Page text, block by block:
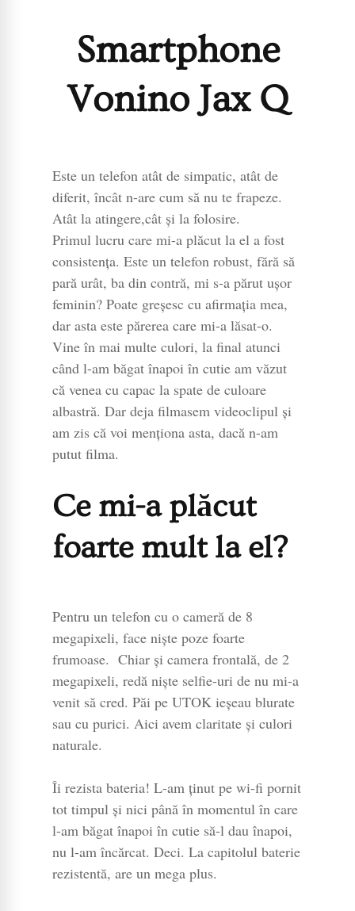
Smartphone
Vonino Jax Q
Este un telefon atât de simpatic, atât de
diferit, încât n-are cum să nu te frapeze.
Atât la atingere,cât și la folosire.
Primul lucru care mi-a plăcut la el a fost
consistența. Este un telefon robust, fără să
pară urât, ba din contră, mi s-a părut ușor
feminin? Poate greșesc cu afirmația mea,
dar asta este părerea care mi-a lăsat-o.
Vine în mai multe culori, la final atunci
când l-am băgat înapoi în cutie am văzut
că venea cu capac la spate de culoare
albastră. Dar deja filmasem videoclipul și
am zis că voi menționa asta, dacă n-am
putut filma.
Ce mi-a plăcut
foarte mult la el?
Pentru un telefon cu o cameră de 8
megapixeli, face niște poze foarte
frumoase. Chiar și camera frontală, de 2
megapixeli, redă niște selfie-uri de nu mi-a
venit să cred. Păi pe UTOK ieșeau blurate
sau cu purici. Aici avem claritate și culori
naturale.
Îi rezista bateria! L-am ținut pe wi-fi pornit
tot timpul și nici până în momentul în care
l-am băgat înapoi în cutie să-l dau înapoi,
nu l-am încărcat. Deci. La capitolul baterie
rezistentă, are un mega plus.